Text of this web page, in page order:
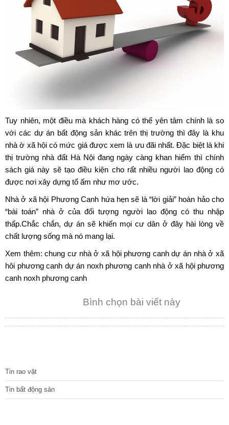
Tuy nhiên, một điều mà khách hàng có thể yên tâm chính là so
với các dự án bất động sản khác trên thị trường thì đây là khu
nhà ờ xã hội có mức giá được xem là ưu đãi nhất. Đặc biệt là khi
thị trường nhà đất Hà Nội đang ngày càng khan hiếm thì chính
sách giá này sẽ tạo điều kiện cho rất nhiều người lao động có
được nơi xây dựng tổ ấm như mơ ước.
Nhà ở xã hội Phương Canh hứa hẹn sẽ là “lời giải” hoàn hảo cho
“bài toán” nhà ở của đối tượng người lao động có thu nhập
thấp.Chắc chắn, dự án sẽ khiến mọi cư dân ở đây hài lòng về
chất lượng sống mà nó mang lại.
Xem thêm: chung cư nhà ở xã hội phương canh dự án nhà ở xã
hôi phương canh dự án noxh phương canh nhà ở xã hội phương
canh noxh phương canh
Bình chọn bài viết này
Tin rao vặt
Tin bất động sản